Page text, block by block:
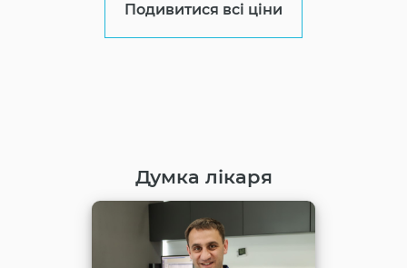
Подивитися всі ціни
Думка лікаря